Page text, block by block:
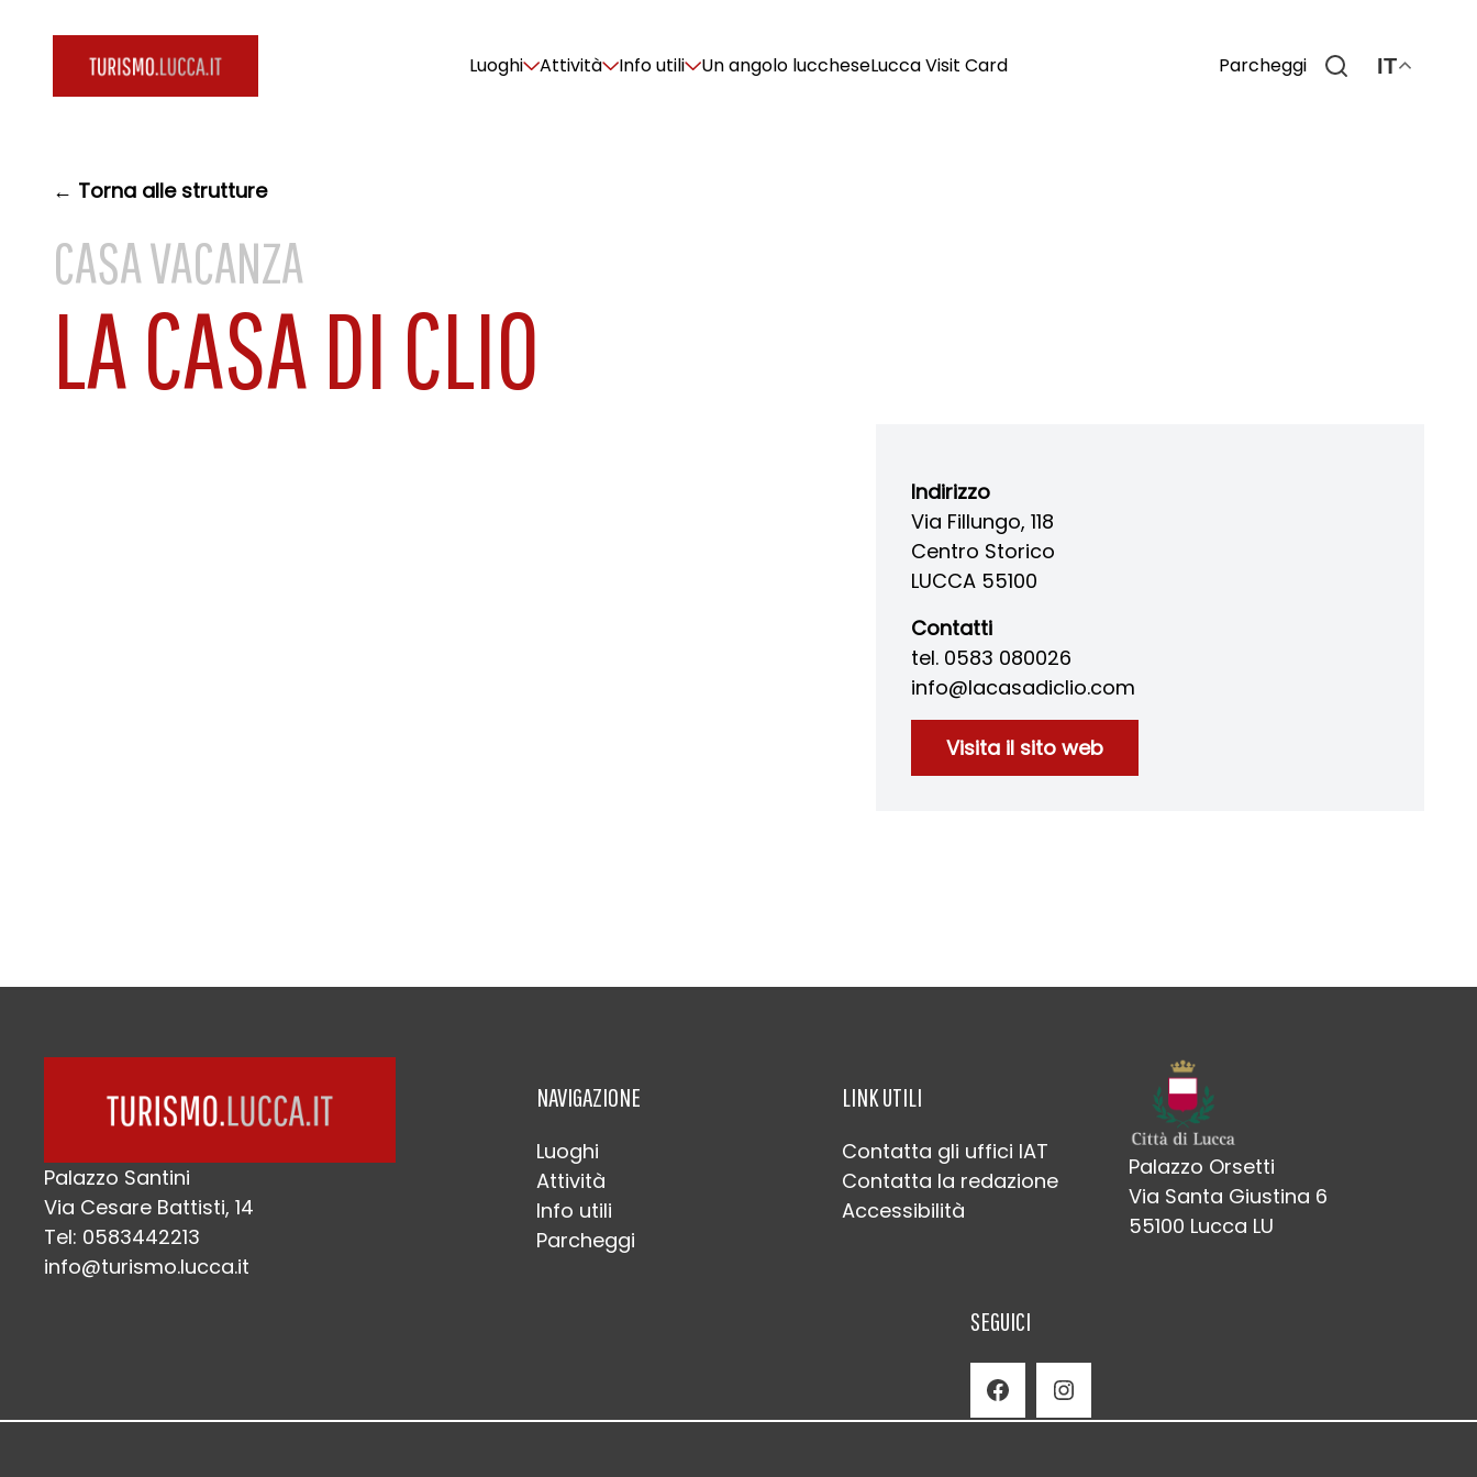
Luoghi Attività Info utili Un angolo luccheseLucca Visit Card Parcheggi IT
← Torna alle strutture
CASA VACANZA
LA CASA DI CLIO
Indirizzo
Via Fillungo, 118
Centro Storico
LUCCA 55100
Contatti
tel. 0583 080026
info@lacasadiclio.com
Visita il sito web
Palazzo Santini
Via Cesare Battisti, 14
Tel: 0583442213
info@turismo.lucca.it
NAVIGAZIONE
Luoghi
Attività
Info utili
Parcheggi
LINK UTILI
Contatta gli uffici IAT
Contatta la redazione
Accessibilità
Palazzo Orsetti
Via Santa Giustina 6
55100 Lucca LU
SEGUICI
Facebook Instagram